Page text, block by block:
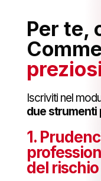
Per te,
Iscriviti nel
due strumenti
1.
del